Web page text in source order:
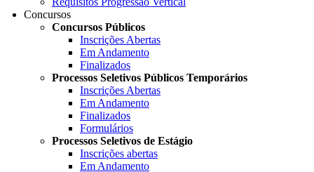
Concursos
Concursos Públicos
Inscrições Abertas
Em Andamento
Finalizados
Processos Seletivos Públicos Temporários
Inscrições Abertas
Em Andamento
Finalizados
Formulários
Processos Seletivos de Estágio
Inscrições abertas
Em Andamento